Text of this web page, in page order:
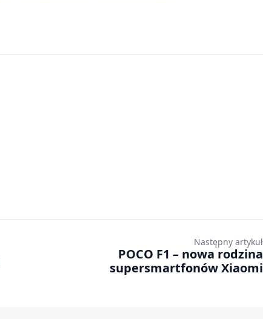
Następny artykuł
POCO F1 – nowa rodzina
supersmartfonów Xiaomi